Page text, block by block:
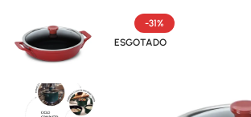
-31%
ESGOTADO